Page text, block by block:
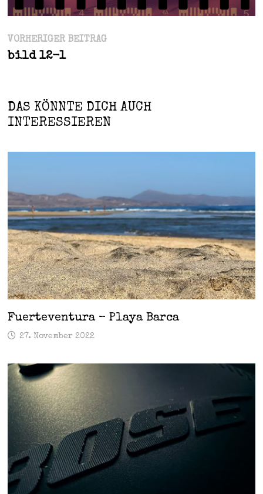
Beitragsnavigation
VORHERIGER BEITRAGVorheriger
bild 12-1
DAS KÖNNTE DICH AUCH
INTERESSIEREN
Fuerteventura – Playa Barca
27. November 2022